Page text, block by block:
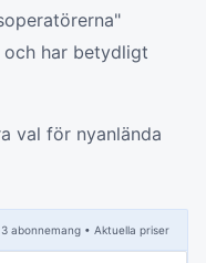
har betydligt
val för nyanlända
3 abonnemang • Aktuella priser